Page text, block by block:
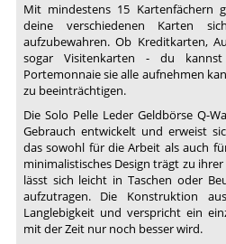
Mit mindestens 15 Kartenfächern
deine verschiedenen Karten
aufzubewahren. Ob Kreditkarten,
sogar Visitenkarten - du
Portemonnaie sie alle aufnehmen
zu beeinträchtigen.
Die Solo Pelle Leder Geldbörse Q-
Gebrauch entwickelt und erweist
das sowohl für die Arbeit als auch
minimalistisches Design trägt zu
lässt sich leicht in Taschen oder
aufzutragen. Die Konstruktion
Langlebigkeit und verspricht ein
mit der Zeit nur noch besser wird.